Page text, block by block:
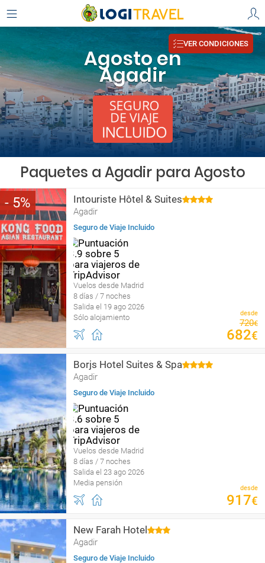
Agosto en
Agadir
VER CONDICIONES
Paquetes a Agadir para Agosto
5 Intouriste Hôtel & Suites
Agadir
Seguro de Viaje Incluido
Vuelos desde Madrid
8 días / 7 noches
Salida el 19 ago 2026
Sólo alojamiento
desde
720€
682€
Borjs Hotel Suites & Spa
Agadir
Seguro de Viaje Incluido
Vuelos desde Madrid
8 días / 7 noches
Salida el 23 ago 2026
Media pensión
desde
917€
New Farah Hotel
Agadir
Seguro de Viaje Incluido